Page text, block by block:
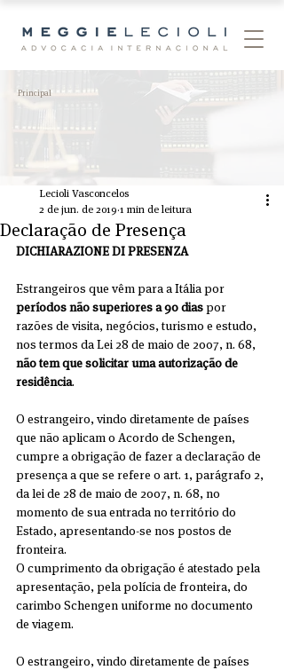
Principal
Declaração de Presença
Lecioli Vasconcelos
2 de jun. de 2019 1 min de leitura
DICHIARAZIONE DI PRESENZA
Estrangeiros que vêm para a Itália por
períodos não superiores a 90 dias por
razões de visita, negócios, turismo e estudo,
nos termos da Lei 28 de maio de 2007, n. 68,
não tem que solicitar uma autorização de
residência.
O estrangeiro, vindo diretamente de países
que não aplicam o Acordo de Schengen,
cumpre a obrigação de fazer a declaração de
presença a que se refere o art. 1, parágrafo 2,
da lei de 28 de maio de 2007, n. 68, no
momento de sua entrada no território do
Estado, apresentando-se nos postos de
fronteira.
O cumprimento da obrigação é atestado pela
apresentação, pela polícia de fronteira, do
carimbo Schengen uniforme no documento
de viagem.
O estrangeiro, vindo diretamente de países